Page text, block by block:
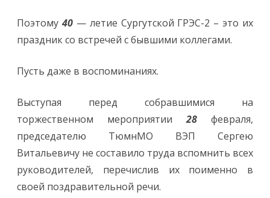
Поэтому 40— летие Сургутской ГРЭС-2 – это их
праздник со встречей с бывшими коллегами.
Пусть даже в воспоминаниях.
Выступая перед собравшимися на
торжественном мероприятии28 февраля,
председателю ТюмнМО ВЭП Сергею
Витальевичу не составило труда вспомнить всех
руководителей, перечислив их поименно в
своей поздравительной речи.